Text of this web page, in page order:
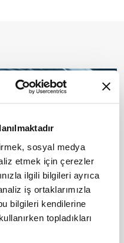
sosyal medya
etmek için çerezler
ilgili bilgileri ayrıca
iş ortaklarımızla
bilgileri kendilerine
topladıkları